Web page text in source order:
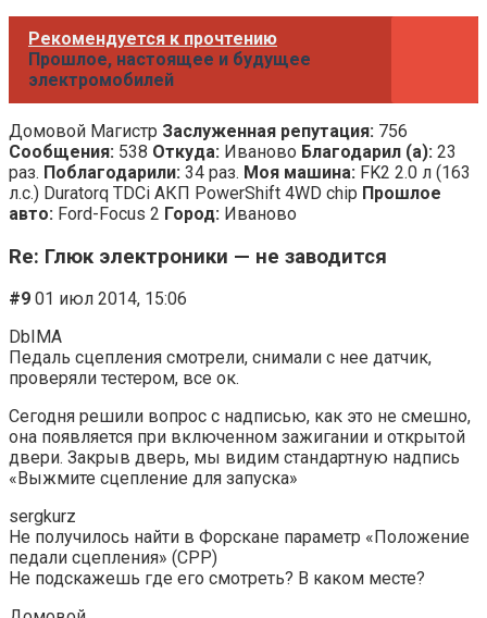
Рекомендуется к прочтению
Прошлое, настоящее и будущее
электромобилей
Домовой Магистр Заслуженная репутация: 756
Сообщения: 538 Откуда: Иваново Благодарил (а): 23
раз. Поблагодарили: 34 раз. Моя машина: FK2 2.0 л (163
л.с.) Duratorq TDCi AКП PowerShift 4WD chip Прошлое
авто: Ford-Focus 2 Город: Иваново
Re: Глюк электроники — не заводится
#9 01 июл 2014, 15:06
DbIMA
Педаль сцепления смотрели, снимали с нее датчик,
проверяли тестером, все ок.
Сегодня решили вопрос с надписью, как это не смешно,
она появляется при включенном зажигании и открытой
двери. Закрыв дверь, мы видим стандартную надпись
«Выжмите сцепление для запуска»
sergkurz
Не получилось найти в Форскане параметр «Положение
педали сцепления» (CPP)
Не подскажешь где его смотреть? В каком месте?